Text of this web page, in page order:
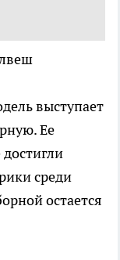
выступает
Ее
среди
остается